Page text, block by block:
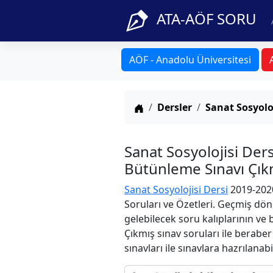
ATA-AÖF SORU
AÖF - Anadolu Üniversitesi
Anasayfa
Dersler Sanat
Sanat Sosyolojisi
Bütünleme Sınavı
Sanat Sosyolojisi Dersi 2019-
Soruları ve Özetleri. Geçmiş
gelebilecek soru kalıplarının
Çıkmış sınav soruları ile
sınavları ile sınavlara